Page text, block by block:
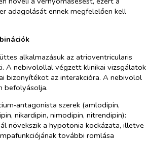
adagolását ennek megfelelően kell
alkalmazásuk az atrioventricularis
A nebivolollal végzett klinikai vizsgálatok
bizonyítékot az interakcióra. A nebivolol
befolyásolja.
szerek (amlodipin,
nikardipin, nimodipin, nitrendipin):
növekszik a hypotonia kockázata, illetve
további romlása